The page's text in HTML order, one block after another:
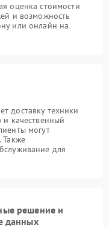
оценка стоимости
и возможность
или онлайн на
доставку техники
и качественный
могут
Также
для
решение и
данных